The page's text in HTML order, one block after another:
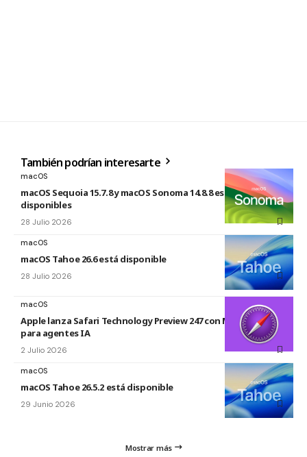
También podrían interesarte
macOS
macOS Sequoia 15.7.8 y macOS Sonoma 14.8.8 están
disponibles
28 Julio 2026
macOS
macOS Tahoe 26.6 está disponible
28 Julio 2026
macOS
Apple lanza Safari Technology Preview 247 con MCP Server
para agentes IA
2 Julio 2026
macOS
macOS Tahoe 26.5.2 está disponible
29 Junio 2026
Mostrar más